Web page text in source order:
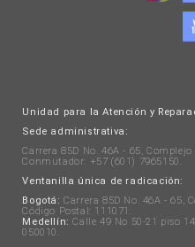
Unidad para la Atención y
Sede administrativa:
Carrera 85D No. 46A - 65,
Conmutador: +57 (601) 7965150.
Ventanilla única de radicación:
Bogotá: Carrera 85D No. 46A - 65,
Código Postal: 111071.
Medellín: Calle 49 No 50-21 piso
050010.